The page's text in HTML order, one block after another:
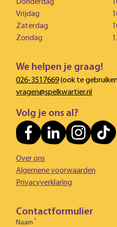
Donderdag
Vrijdag
Zaterdag
Zondag
We helpen je graag!
026-3517669(ook te
vragen@spelkwartier.nl
Volg je ons al?
Over ons
Algemene voorwaarden
Privacyverklaring
Contactformulier
Naam *